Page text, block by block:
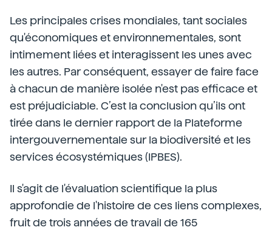
Les principales crises mondiales, tant sociales
qu'économiques et environnementales, sont
intimement liées et interagissent les unes avec
les autres. Par conséquent, essayer de faire face
à chacun de manière isolée n'est pas efficace et
est préjudiciable. C’est la conclusion qu’ils ont
tirée dans le dernier rapport de la Plateforme
intergouvernementale sur la biodiversité et les
services écosystémiques (IPBES).
Il s'agit de l'évaluation scientifique la plus
approfondie de l'histoire de ces liens complexes,
fruit de trois années de travail de 165